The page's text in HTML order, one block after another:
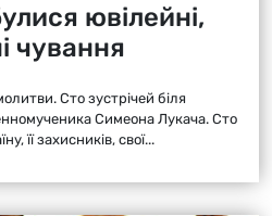
ювілейні,
чування
Сто зустрічей біля
Симеона Лукача. Сто
її захисників, свої...